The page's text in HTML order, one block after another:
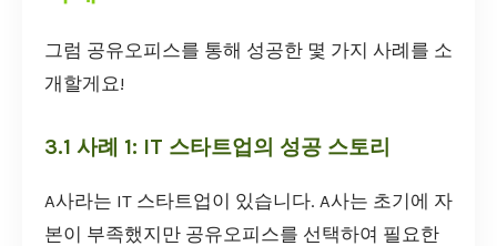
그럼 공유오피스를 통해 성공한 몇 가지 사례를 소
개할게요!
3.1 사례 1: IT 스타트업의 성공 스토리
A사라는 IT 스타트업이 있습니다. A사는 초기에 자
본이 부족했지만 공유오피스를 선택하여 필요한